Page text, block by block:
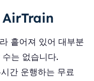
AirTrain
흩어져 있어 대부분
는 없습니다.
간 운행하는 무료